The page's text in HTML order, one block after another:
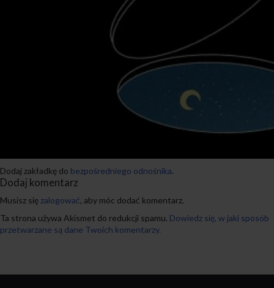
Dodaj zakładkę do bezpośredniego odnośnika.
Dodaj komentarz
Musisz się zalogować, aby móc dodać komentarz.
Ta strona używa Akismet do redukcji spamu. Dowiedz się, w jaki sposób
przetwarzane są dane Twoich komentarzy.